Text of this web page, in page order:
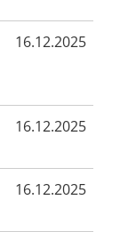
16.12.2025
16.12.2025
16.12.2025